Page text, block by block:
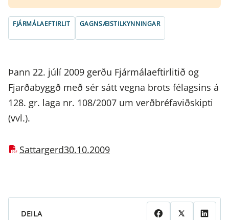
FJÁRMÁLAEFTIRLIT GAGNSÆISTILKYNNINGAR
Þann 22. júlí 2009 gerðu Fjármálaeftirlitið og
Fjarðabyggð með sér sátt vegna brots félagsins á
128. gr. laga nr. 108/2007 um verðbréfaviðskipti
(vvl.).
Sattargerd30.10.2009
DEILA